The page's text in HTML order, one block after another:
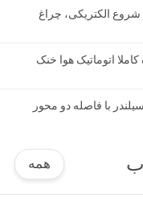
الکتریکی، چراغ
اتوماتیک هوا خنک
آب سرد موتور سیکلت EFI 400 سی سی 2 سیلندر با فاصله دو محور
همه